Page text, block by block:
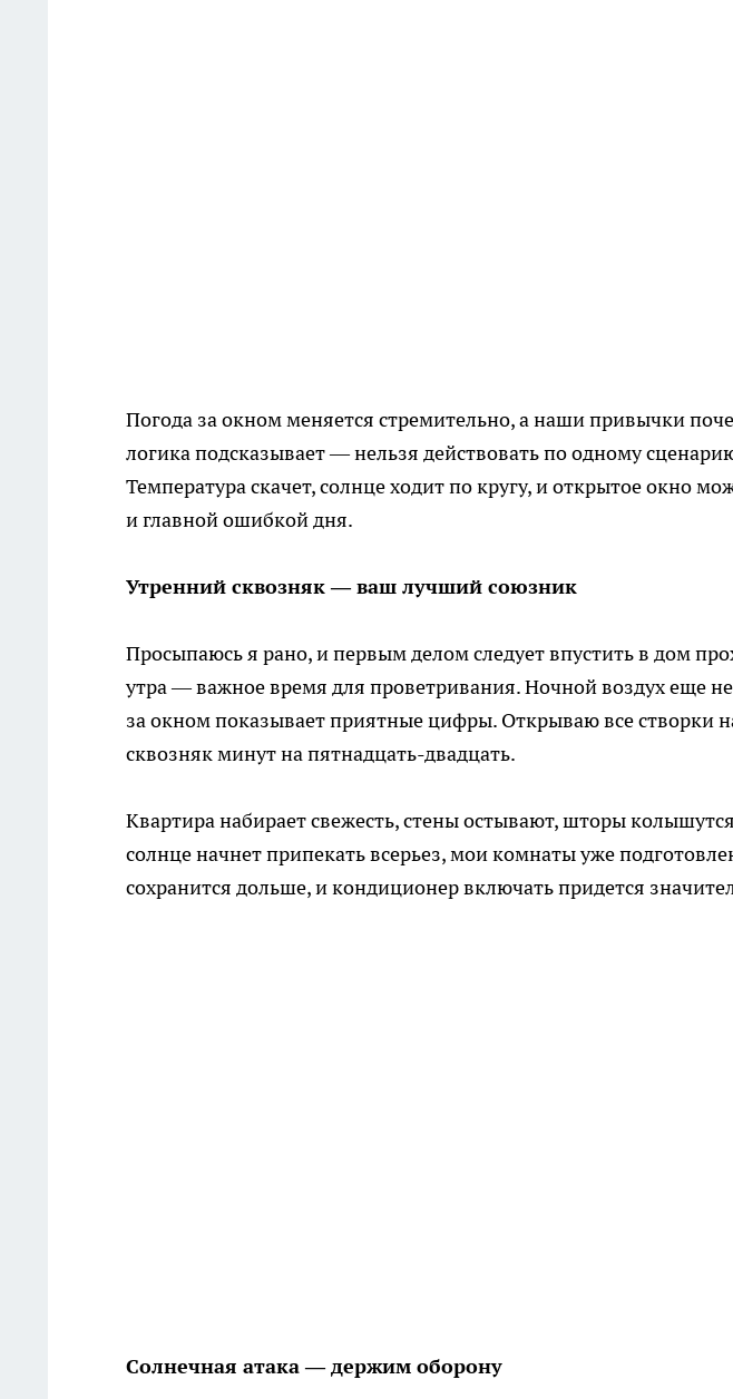
Погода за окном меняется стремительно, а наши привычки
логика подсказывает — нельзя действовать по одному
Температура скачет, солнце ходит по кругу, и открытое окно
и главной ошибкой дня.
Утренний сквозняк — ваш лучший союзник
Просыпаюсь я рано, и первым делом следует впустить в дом
утра — важное время для проветривания. Ночной воздух еще не
за окном показывает приятные цифры. Открываю все створки
сквозняк минут на пятнадцать-двадцать.
Квартира набирает свежесть, стены остывают, шторы
солнце начнет припекать всерьез, мои комнаты уже
сохранится дольше, и кондиционер включать придется
Солнечная атака — держим оборону